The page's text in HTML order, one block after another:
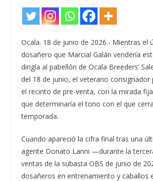
Ocala. 18 de junio de 2026.- Mientras el
dosañero que Marcial Galán vendería
dirigía al pabellón de Ocala Breeders’
del 18 de junio, el veterano consignador
el recinto de pre-venta, con la mirada
que determinaría el tono con el que
temporada.
Cuando apareció la cifra final tras una
agente Donato Lanni —durante la
ventas de la subasta OBS de junio de
dosañeros en entrenamiento y caballos